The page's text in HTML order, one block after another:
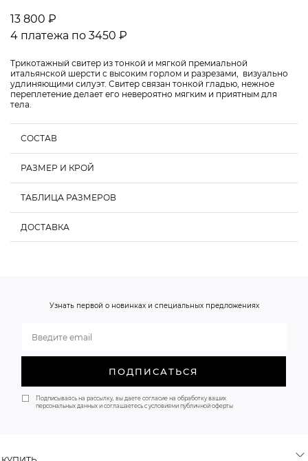
13 800 ₽
4 платежа по 3450 ₽
Трикотажный свитер из тонкой и мягкой премиальной
итальянской шерсти с высоким горлом и разрезами, визуально
удлиняющими силуэт. Свитер связан тонкой гладью, нежное
переплетение делает его невероятно мягким и приятным для
тела.
СОСТАВ
РАЗМЕР И КРОЙ
ТАБЛИЦА РАЗМЕРОВ
Обхват груди, см Обхват талии, см Обхват бедер, см
90-95 66-70 94-98
ДОСТАВКА
Узнать первой о новинках и специальных предложениях
ПОДПИСАТЬСЯ
Подписываясь на рассылку, вы даете согласие на обработку ваших
персональных данных и соглашаетесь с условиями публичной оферты